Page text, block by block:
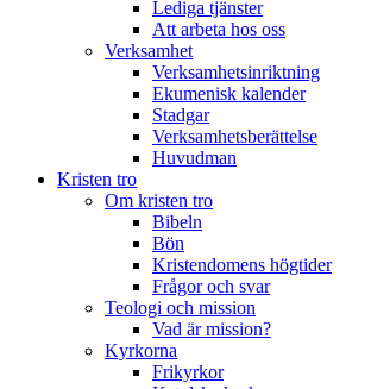
Lediga tjänster
Att arbeta hos oss
Verksamhet
Verksamhetsinriktning
Ekumenisk kalender
Stadgar
Verksamhetsberättelse
Huvudman
Kristen tro
Om kristen tro
Bibeln
Bön
Kristendomens högtider
Frågor och svar
Teologi och mission
Vad är mission?
Kyrkorna
Frikyrkor